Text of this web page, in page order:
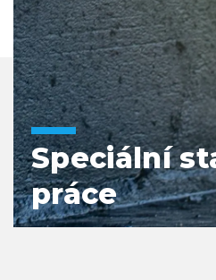
Speciální
práce